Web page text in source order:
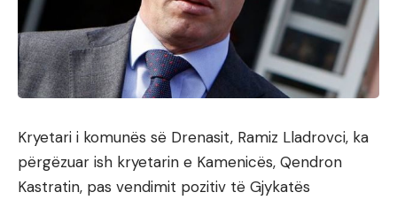
Kryetari i komunës së Drenasit, Ramiz Lladrovci, ka
përgëzuar ish kryetarin e Kamenicës, Qendron
Kastratin, pas vendimit pozitiv të Gjykatës